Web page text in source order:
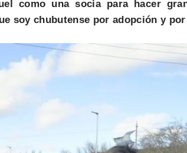
como una socia para hacer
soy chubutense por adopción y